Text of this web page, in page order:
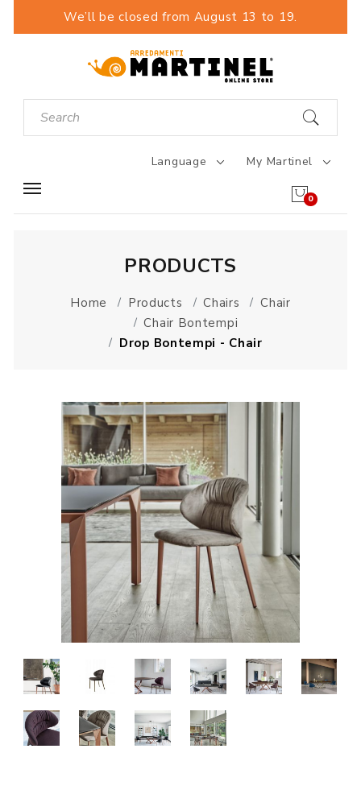
We’ll be closed from August 13 to 19.
Language My Martinel
0
PRODUCTS
Home Products Chairs
Chair
Chair Bontempi
Drop Bontempi - Chair